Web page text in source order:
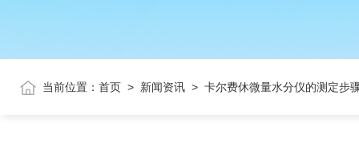
当前位置： 首页 > 新闻资讯 > 卡尔费休微量水分仪的测定步